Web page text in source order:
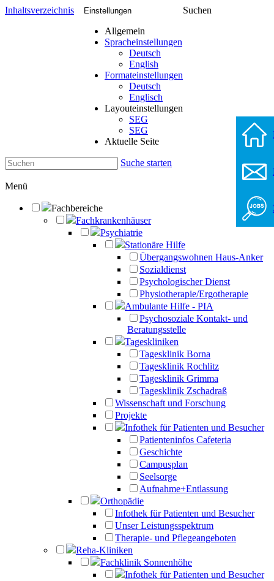
Inhaltsverzeichnis Einstellungen
Allgemein
Spracheinstellungen
Deutsch
English
Formateinstellungen
Deutsch
Englisch
Layouteinstellungen
SEG
SEG
Aktuelle Seite
Suchen
Suche starten
Menü
Fachbereiche
Fachkrankenhäuser
Psychiatrie
Stationäre Hilfe
Übergangswohnen Haus-Anker
Sozialdienst
Psychologischer Dienst
Physiotherapie/Ergotherapie
Ambulante Hilfe - PIA
Psychosoziale Kontakt- und
Beratungsstelle
Tageskliniken
Tagesklinik Borna
Tagesklinik Rochlitz
Tagesklinik Grimma
Tagesklinik Zschadraß
Wissenschaft und Forschung
Projekte
Infothek für Patienten und Besucher
Patienteninfos Cafeteria
Geschichte
Campusplan
Seelsorge
Aufnahme+Entlassung
Orthopädie
Infothek für Patienten und Besucher
Unser Leistungsspektrum
Therapie- und Pflegeangeboten
Reha-Kliniken
Fachklinik Sonnenhöhe
Infothek für Patienten und Besucher